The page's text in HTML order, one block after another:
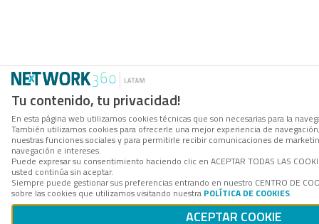
Tu contenido, tu privacidad!
En esta página web utilizamos cookies técnicas que son necesarias para la
También utilizamos cookies para ofrecerle una mejor experiencia de
nuestras funciones sociales y para permitirle recibir comunicaciones de
navegación e intereses.
Puede expresar su consentimiento haciendo clic en ACEPTAR TODAS LAS
usted continúa sin aceptar.
Siempre puede gestionar sus preferencias entrando en nuestro CENTRO DE
sobre las cookies que utilizamos visitando nuestra POLÍTICA DE COOKIES.
ACEPTAR COOKIE